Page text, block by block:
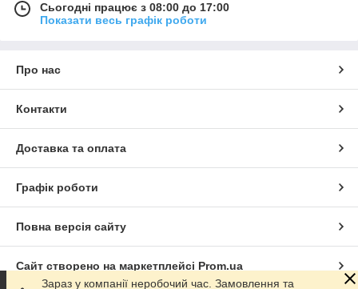
Сьогодні працює з 08:00 до 17:00
Показати весь графік роботи
Про нас
Контакти
Доставка та оплата
Графік роботи
Повна версія сайту
Сайт створено на маркетплейсі Prom.ua
Зараз у компанії неробочий час. Замовлення та